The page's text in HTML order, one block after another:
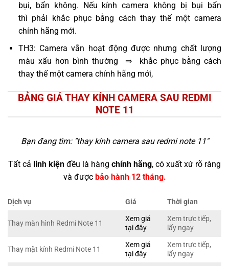
bụi, bẩn không. Nếu kính camera không bị bụi bẩn
thì phải khắc phục bằng cách thay thế một camera
chính hãng mới.
TH3: Camera vẫn hoạt động được nhưng chất lượng
màu xấu hơn bình thường ⇒ khắc phục bằng cách
thay thế một camera chính hãng mới,
BẢNG GIÁ THAY KÍNH CAMERA SAU REDMI
NOTE 11
Bạn đang tìm: "thay kính camera sau redmi note 11"
Tất cả linh kiện đều là hàng chính hãng, có xuất xứ rõ ràng
và được bảo hành 12 tháng.
Dịch vụ Giá Thời gian
Thay màn hình Redmi Note 11
Xem giá
tại đây
Xem trực tiếp,
lấy ngay
Thay mặt kính Redmi Note 11
Xem giá
tại đây
Xem trực tiếp,
lấy ngay